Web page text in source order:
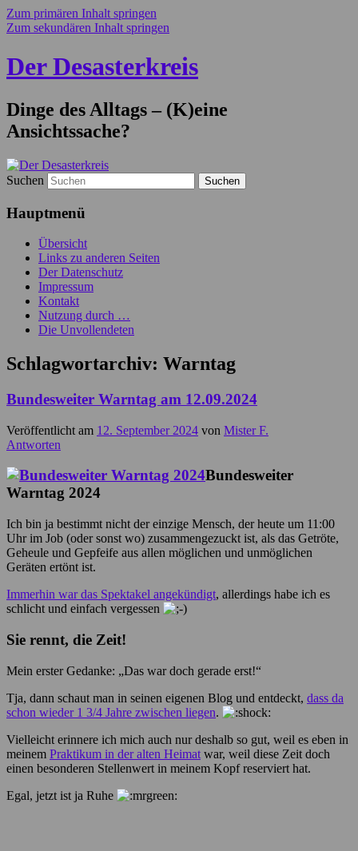
Zum primären Inhalt springen
Zum sekundären Inhalt springen
Der Desasterkreis
Dinge des Alltags – (K)eine
Ansichtssache?
Suchen
Hauptmenü
Übersicht
Links zu anderen Seiten
Der Datenschutz
Impressum
Kontakt
Nutzung durch …
Die Unvollendeten
Schlagwortarchiv: Warntag
Bundesweiter Warntag am 12.09.2024
Veröffentlicht am 12. September 2024 von Mister F.
Antworten
Bundesweiter
Warntag 2024
Ich bin ja bestimmt nicht der einzige Mensch, der heute um 11:00
Uhr im Job (oder sonst wo) zusammengezuckt ist, als das Getröte,
Geheule und Gepfeife aus allen möglichen und unmöglichen
Geräten ertönt ist.
Immerhin war das Spektakel angekündigt, allerdings habe ich es
schlicht und einfach vergessen
Sie rennt, die Zeit!
Mein erster Gedanke: „Das war doch gerade erst!“
Tja, dann schaut man in seinen eigenen Blog und entdeckt, dass da
schon wieder 1 3/4 Jahre zwischen liegen.
Vielleicht erinnere ich mich auch nur deshalb so gut, weil es eben in
meinem Praktikum in der alten Heimat war, weil diese Zeit doch
einen besonderen Stellenwert in meinem Kopf reserviert hat.
Egal, jetzt ist ja Ruhe